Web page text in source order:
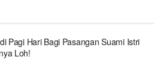
Pagi Hari Bagi Pasangan Suami Istri
Loh!